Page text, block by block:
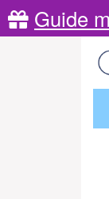
Guide